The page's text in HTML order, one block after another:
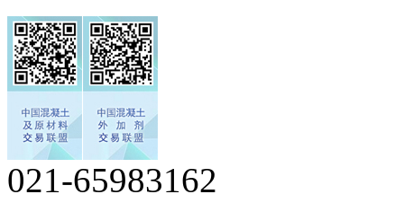
021-65983162